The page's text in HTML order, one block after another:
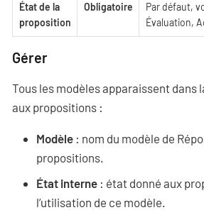
État de la
proposition
Obligatoire
Par défaut,
Évaluation,
Gérer
Tous les modèles apparaissent dans
aux propositions :
Modèle : nom du modèle de
propositions.
État interne : état donné aux
l’utilisation de ce modèle.